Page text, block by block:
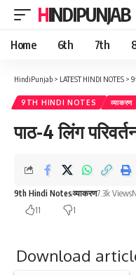
HINDIPUNJAB
Home 6th 7th
HindiPunjab > LATEST HINDI NOTES >
9TH HINDI NOTES व्याकरण
पाठ-4 लिंग
9th Hindi Notesव्याकरण7.3k Views
11
1
Download